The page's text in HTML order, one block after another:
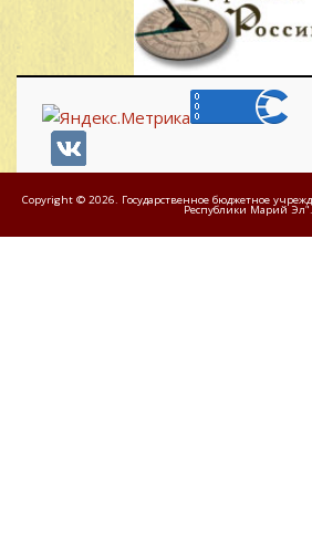
Copyright © 2026. Государственное бюджетное
Республики Марий Эл".